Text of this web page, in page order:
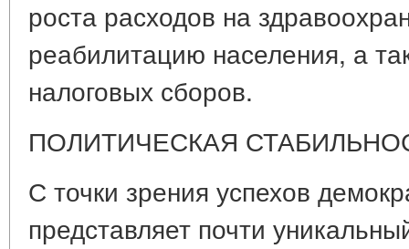
роста расходов на
реабилитацию населения, а
налоговых сборов.
ПОЛИТИЧЕСКАЯ
С точки зрения успехов
представляет почти